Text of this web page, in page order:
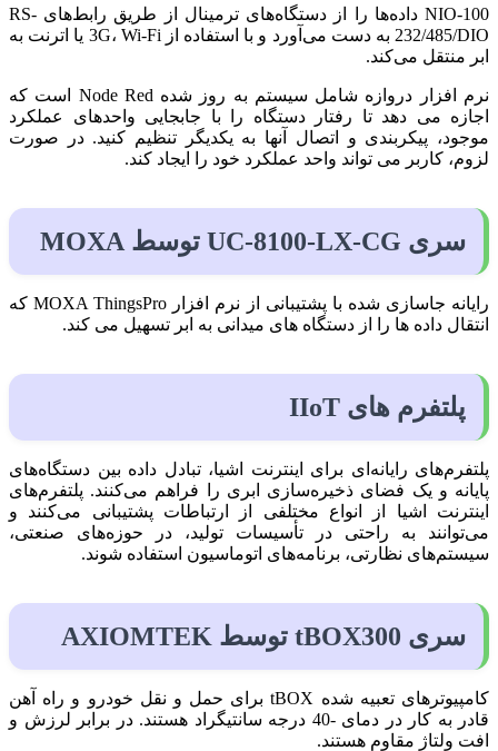
NIO-100 داده‌ها را از دستگاه‌های ترمینال از طریق رابط‌های RS-
232/485/DIO به دست می‌آورد و با استفاده از 3G، Wi-Fi یا اترنت به
ابر منتقل می‌کند.
نرم افزار دروازه شامل سیستم به روز شده Node Red است که
اجازه می دهد تا رفتار دستگاه را با جابجایی واحدهای عملکرد
موجود، پیکربندی و اتصال آنها به یکدیگر تنظیم کنید. در صورت
لزوم، کاربر می تواند واحد عملکرد خود را ایجاد کند.
سری UC-8100-LX-CG توسط MOXA
رایانه جاسازی شده با پشتیبانی از نرم افزار MOXA ThingsPro که
انتقال داده ها را از دستگاه های میدانی به ابر تسهیل می کند.
پلتفرم های IIoT
پلتفرم‌های رایانه‌ای برای اینترنت اشیا، تبادل داده بین دستگاه‌های
پایانه و یک فضای ذخیره‌سازی ابری را فراهم می‌کنند. پلتفرم‌های
اینترنت اشیا از انواع مختلفی از ارتباطات پشتیبانی می‌کنند و
می‌توانند به راحتی در تأسیسات تولید، در حوزه‌های صنعتی،
سیستم‌های نظارتی، برنامه‌های اتوماسیون استفاده شوند.
سری tBOX300 توسط AXIOMTEK
کامپیوترهای تعبیه شده tBOX برای حمل و نقل خودرو و راه آهن
قادر به کار در دمای -40 درجه سانتیگراد هستند. در برابر لرزش و
افت ولتاژ مقاوم هستند.